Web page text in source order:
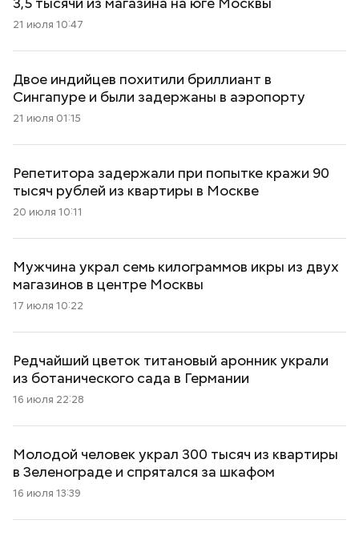
21 июля 10:47
Двое индийцев похитили бриллиант в
Сингапуре и были задержаны в аэропорту
21 июля 01:15
Репетитора задержали при попытке кражи 90
тысяч рублей из квартиры в Москве
20 июля 10:11
Мужчина украл семь килограммов икры из двух
магазинов в центре Москвы
17 июля 10:22
Редчайший цветок титановый аронник украли
из ботанического сада в Германии
16 июля 22:28
Молодой человек украл 300 тысяч из квартиры
в Зеленограде и спрятался за шкафом
16 июля 13:39